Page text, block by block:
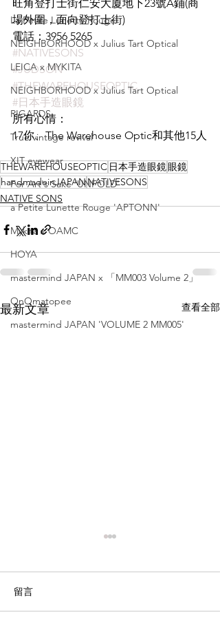
La Petite Lunette Rouge
NEIGHBORHOOD x Julius Tart Optical
LEICA x MYKITA
NEIGHBORHOOD x Julius Tart Optical
RIGARDS
True vintage revival
XIT eyewear
For Art's Sake 'UNFOLD'
a Petite Lunette Rouge 'APTONN'
Mykita x OAMC
HOYA
mastermind JAPAN x 「MM003 Volume 2」
OnOmatopee
mastermind JAPAN 'VOLUME 2 MM005'
旺角登打士街仁安大廈地下23號A鋪(商
場外圍，面向登打士街)
電話：3956 5265
#NATIVESONS
#JUDSON
#THEWAREHOUSEOPTIC
#日本手造眼鏡
所有心情：
17你、The Warehouse Optic和其他15人
THEWAREHOUSEOPTIC 日本手造眼鏡眼鏡
handmadeinJAPANNATIVESONS
NATIVE SONS
最新文章 查看全部
留言